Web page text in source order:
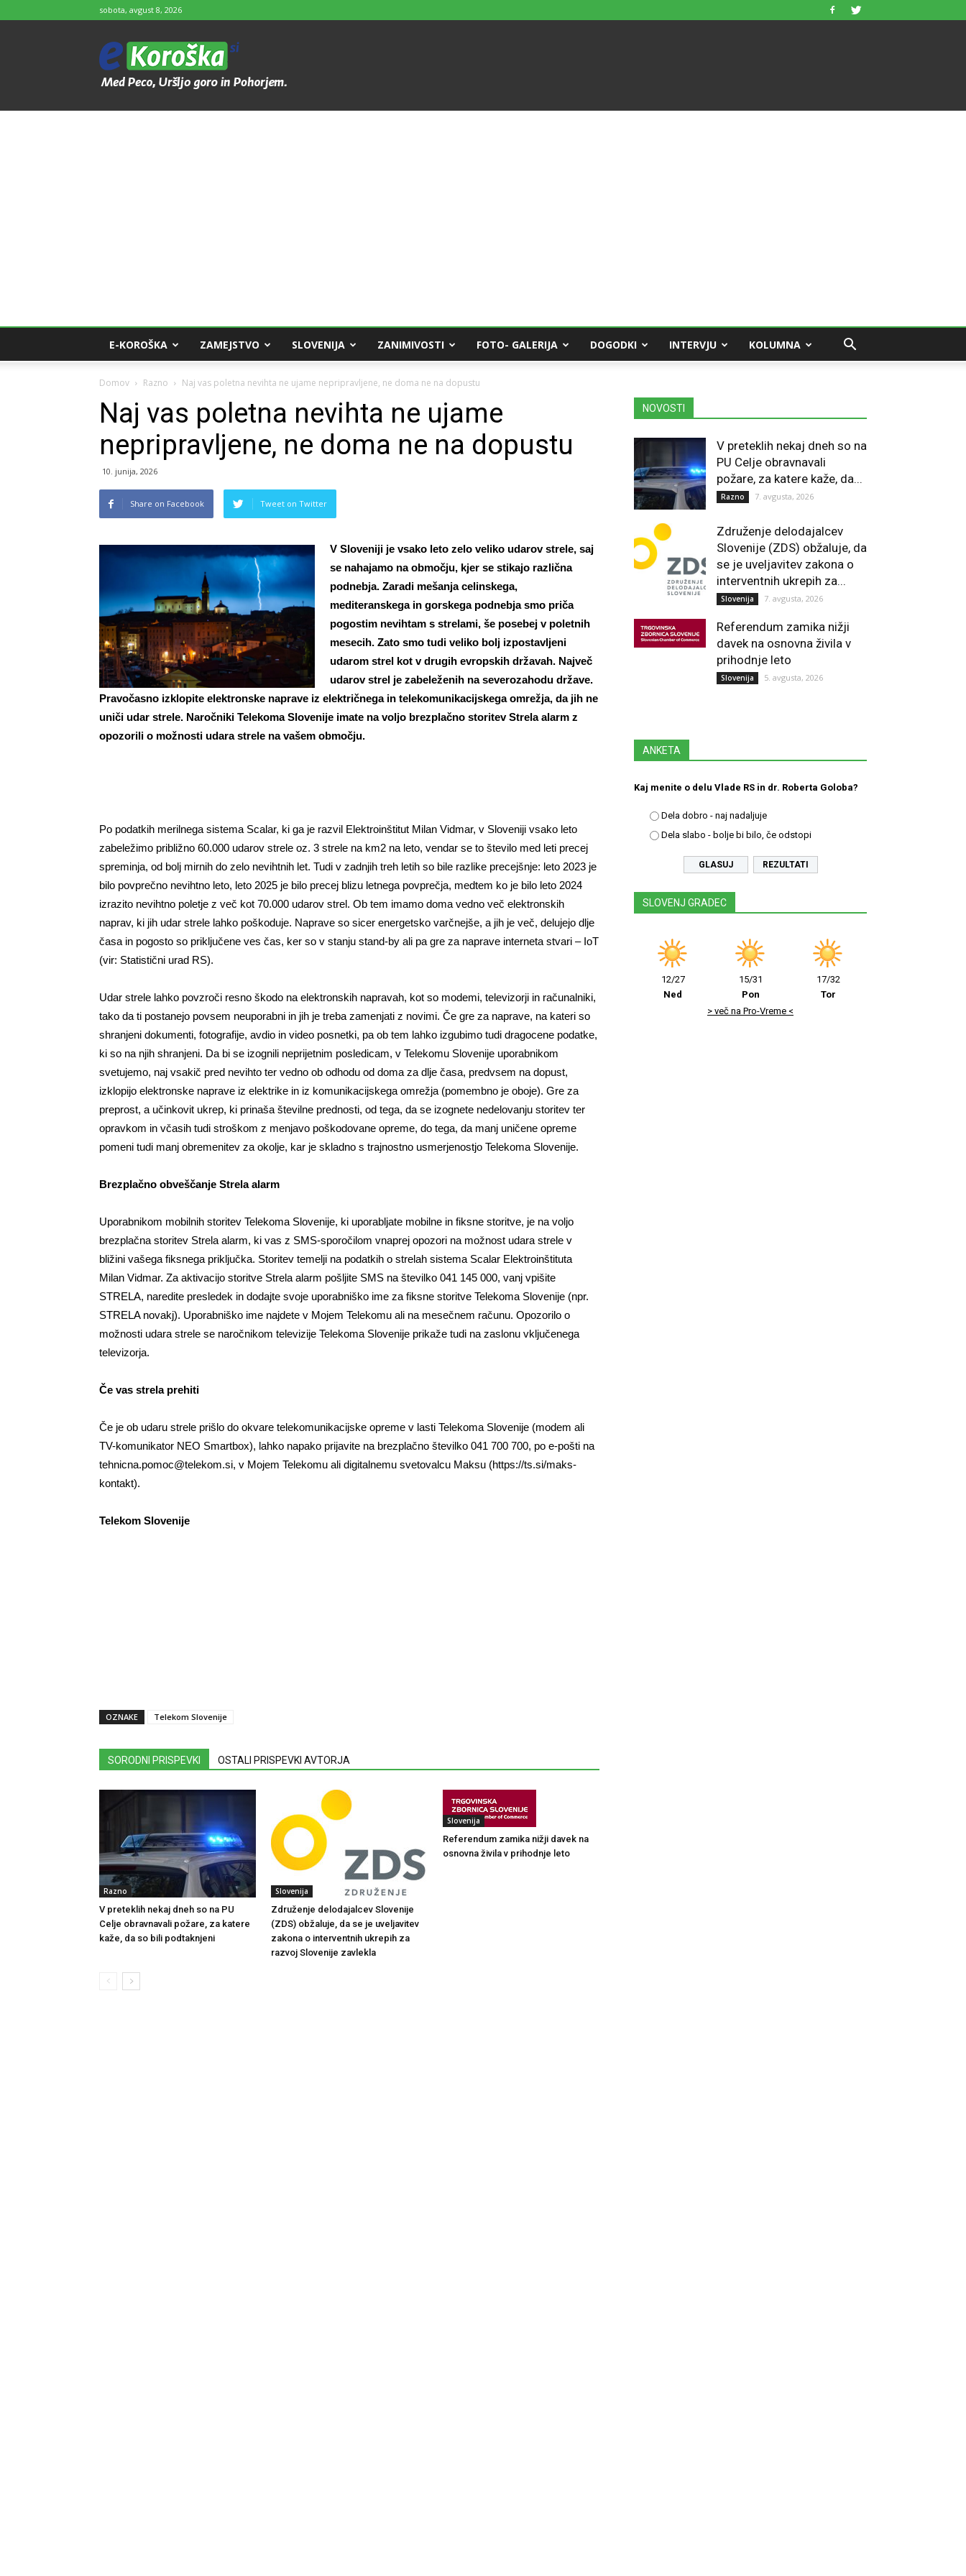
sobota, avgust 8, 2026
e-
Koroška
E-KOROŠKA ZAMEJSTVO SLOVENIJA ZANIMIVOSTI FOTO- GALERIJA DOGODKI INTERVJU KOLUMNA
Domov Razno Naj vas poletna nevihta ne ujame nepripravljene, ne doma ne na dopustu
Naj vas poletna nevihta ne ujame
nepripravljene, ne doma ne na dopustu
10. junija, 2026
Share on Facebook Tweet on Twitter
V Sloveniji je vsako leto zelo veliko udarov strele, saj
se nahajamo na območju, kjer se stikajo različna
podnebja. Zaradi mešanja celinskega,
mediteranskega in gorskega podnebja smo priča
pogostim nevihtam s strelami, še posebej v poletnih
mesecih. Zato smo tudi veliko bolj izpostavljeni
udarom strel kot v drugih evropskih državah. Največ
udarov strel je zabeleženih na severozahodu države.
Pravočasno izklopite elektronske naprave iz električnega in telekomunikacijskega omrežja, da jih ne
uniči udar strele. Naročniki Telekoma Slovenije imate na voljo brezplačno storitev Strela alarm z
opozorili o možnosti udara strele na vašem območju.
Po podatkih merilnega sistema Scalar, ki ga je razvil Elektroinštitut Milan Vidmar, v Sloveniji vsako leto
zabeležimo približno 60.000 udarov strele oz. 3 strele na km2 na leto, vendar se to število med leti precej
spreminja, od bolj mirnih do zelo nevihtnih let. Tudi v zadnjih treh letih so bile razlike precejšnje: leto 2023 je
bilo povprečno nevihtno leto, leto 2025 je bilo precej blizu letnega povprečja, medtem ko je bilo leto 2024
izrazito nevihtno poletje z več kot 70.000 udarov strel. Ob tem imamo doma vedno več elektronskih
naprav, ki jih udar strele lahko poškoduje. Naprave so sicer energetsko varčnejše, a jih je več, delujejo dlje
časa in pogosto so priključene ves čas, ker so v stanju stand-by ali pa gre za naprave interneta stvari – IoT
(vir: Statistični urad RS).
Udar strele lahko povzroči resno škodo na elektronskih napravah, kot so modemi, televizorji in računalniki,
tako da ti postanejo povsem neuporabni in jih je treba zamenjati z novimi. Če gre za naprave, na kateri so
shranjeni dokumenti, fotografije, avdio in video posnetki, pa ob tem lahko izgubimo tudi dragocene podatke,
ki so na njih shranjeni. Da bi se izognili neprijetnim posledicam, v Telekomu Slovenije uporabnikom
svetujemo, naj vsakič pred nevihto ter vedno ob odhodu od doma za dlje časa, predvsem na dopust,
izklopijo elektronske naprave iz elektrike in iz komunikacijskega omrežja (pomembno je oboje). Gre za
preprost, a učinkovit ukrep, ki prinaša številne prednosti, od tega, da se izognete nedelovanju storitev ter
opravkom in včasih tudi stroškom z menjavo poškodovane opreme, do tega, da manj uničene opreme
pomeni tudi manj obremenitev za okolje, kar je skladno s trajnostno usmerjenostjo Telekoma Slovenije.
Brezplačno obveščanje Strela alarm
Uporabnikom mobilnih storitev Telekoma Slovenije, ki uporabljate mobilne in fiksne storitve, je na voljo
brezplačna storitev Strela alarm, ki vas z SMS-sporočilom vnaprej opozori na možnost udara strele v
bližini vašega fiksnega priključka. Storitev temelji na podatkih o strelah sistema Scalar Elektroinštituta
Milan Vidmar. Za aktivacijo storitve Strela alarm pošljite SMS na številko 041 145 000, vanj vpišite
STRELA, naredite presledek in dodajte svoje uporabniško ime za fiksne storitve Telekoma Slovenije (npr.
STRELA novakj). Uporabniško ime najdete v Mojem Telekomu ali na mesečnem računu. Opozorilo o
možnosti udara strele se naročnikom televizije Telekoma Slovenije prikaže tudi na zaslonu vključenega
televizorja.
Če vas strela prehiti
Če je ob udaru strele prišlo do okvare telekomunikacijske opreme v lasti Telekoma Slovenije (modem ali
TV-komunikator NEO Smartbox), lahko napako prijavite na brezplačno številko 041 700 700, po e-pošti na
tehnicna.pomoc@telekom.si, v Mojem Telekomu ali digitalnemu svetovalcu Maksu (https://ts.si/maks-
kontakt).
Telekom Slovenije
OZNAKE Telekom Slovenije
SORODNI PRISPEVKI OSTALI PRISPEVKI AVTORJA
Razno
V preteklih nekaj dneh so na PU
Celje obravnavali požare, za katere
kaže, da so bili podtaknjeni
Slovenija
Združenje delodajalcev Slovenije
(ZDS) obžaluje, da se je uveljavitev
zakona o interventnih ukrepih za
razvoj Slovenije zavlekla
Slovenija
Referendum zamika nižji davek na
osnovna živila v prihodnje leto
NOVOSTI
V preteklih nekaj dneh so na
PU Celje obravnavali
požare, za katere kaže, da...
Razno 7. avgusta, 2026
Združenje delodajalcev
Slovenije (ZDS) obžaluje, da
se je uveljavitev zakona o
interventnih ukrepih za...
Slovenija 7. avgusta, 2026
Referendum zamika nižji
davek na osnovna živila v
prihodnje leto
Slovenija 5. avgusta, 2026
ANKETA
Kaj menite o delu Vlade RS in dr. Roberta Goloba?
Dela dobro - naj nadaljuje
Dela slabo - bolje bi bilo, če odstopi
REZULTATI
SLOVENJ GRADEC
12/27
Ned
15/31
Pon
17/32
Tor
> več na Pro-Vreme <